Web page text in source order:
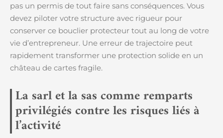
pas un permis de tout faire sans conséquences. Vous
devez piloter votre structure avec rigueur pour
conserver ce bouclier protecteur tout au long de votre
vie d’entrepreneur. Une erreur de trajectoire peut
rapidement transformer une protection solide en un
château de cartes fragile.
La sarl et la sas comme remparts
privilégiés contre les risques liés à
l’activité